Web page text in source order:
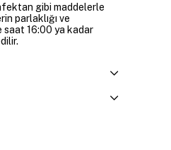
gibi maddelerle
parlaklığı ve
saat 16:00 ya kadar